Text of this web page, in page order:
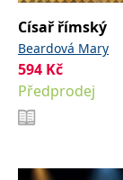
Císař římský
Beardová Mary
594 Kč
Předprodej